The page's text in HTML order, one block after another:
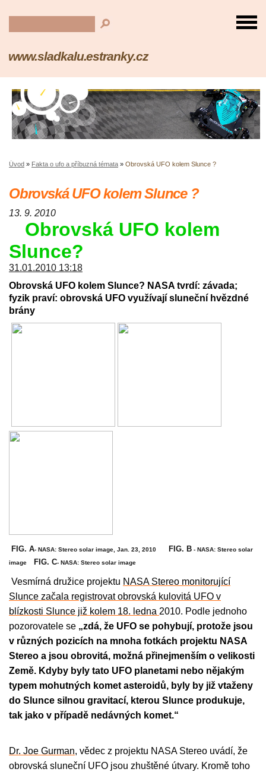
www.sladkalu.estranky.cz
Úvod » Fakta o ufo a příbuzná témata » Obrovská UFO kolem Slunce ?
Obrovská UFO kolem Slunce ?
13. 9. 2010
Obrovská UFO kolem
Slunce?
31.01.2010 13:18
Obrovská UFO kolem Slunce? NASA tvrdí: závada;
fyzik praví: obrovská UFO využívají sluneční hvězdné
brány
FIG. A- NASA: Stereo solar image, Jan. 23, 2010 FIG. B - NASA: Stereo solar
image
FIG. C- NASA: Stereo solar image
Vesmírná družice projektu NASA Stereo monitorující
Slunce začala registrovat obrovská kulovitá UFO v
blízkosti Slunce již kolem 18. ledna 2010. Podle jednoho
pozorovatele se „zdá, že UFO se pohybují, protože jsou
v různých pozicích na mnoha fotkách projektu NASA
Stereo a jsou obrovitá, možná přinejmenším o velikosti
Země. Kdyby byly tato UFO planetami nebo nějakým
typem mohutných komet asteroidů, byly by již vtaženy
do Slunce silnou gravitací, kterou Slunce produkuje,
tak jako v případě nedávných komet.“
Dr. Joe Gurman, vědec z projektu NASA Stereo uvádí, že
obrovská sluneční UFO jsou zhuštěné útvary. Kromě toho